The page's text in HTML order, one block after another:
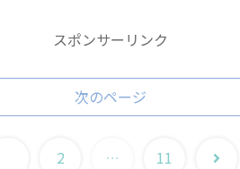
スポンサーリンク
次のページ
2 … 11
次